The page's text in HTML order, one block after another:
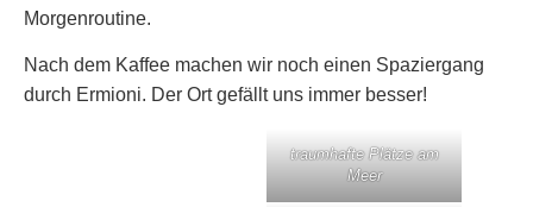
Morgenroutine.
Nach dem Kaffee machen wir noch einen Spaziergang
durch Ermioni. Der Ort gefällt uns immer besser!
traumhafte Plätze am
Meer